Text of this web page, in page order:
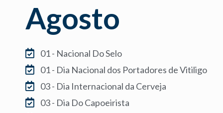
Agosto
01 - Nacional Do Selo
01 - Dia Nacional dos Portadores de Vitiligo
03 - Dia Internacional da Cerveja
03 - Dia Do Capoeirista